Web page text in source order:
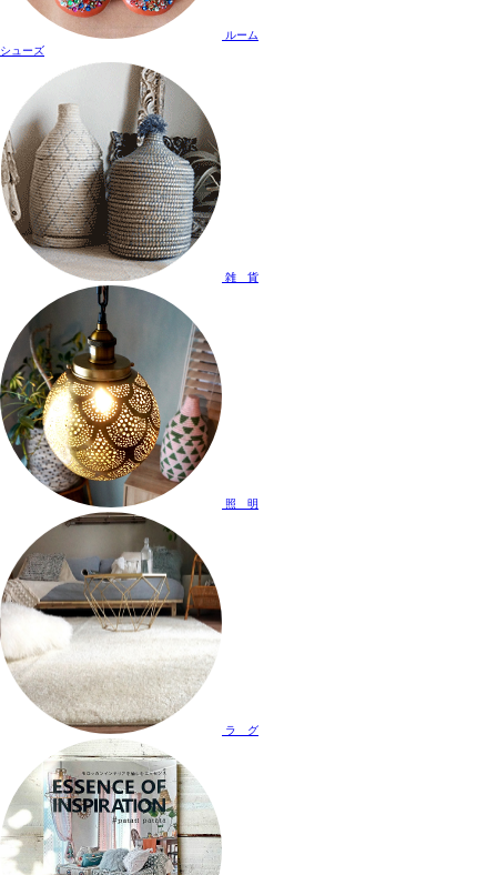
ルーム
シューズ
雑 貨
照 明
ラ グ